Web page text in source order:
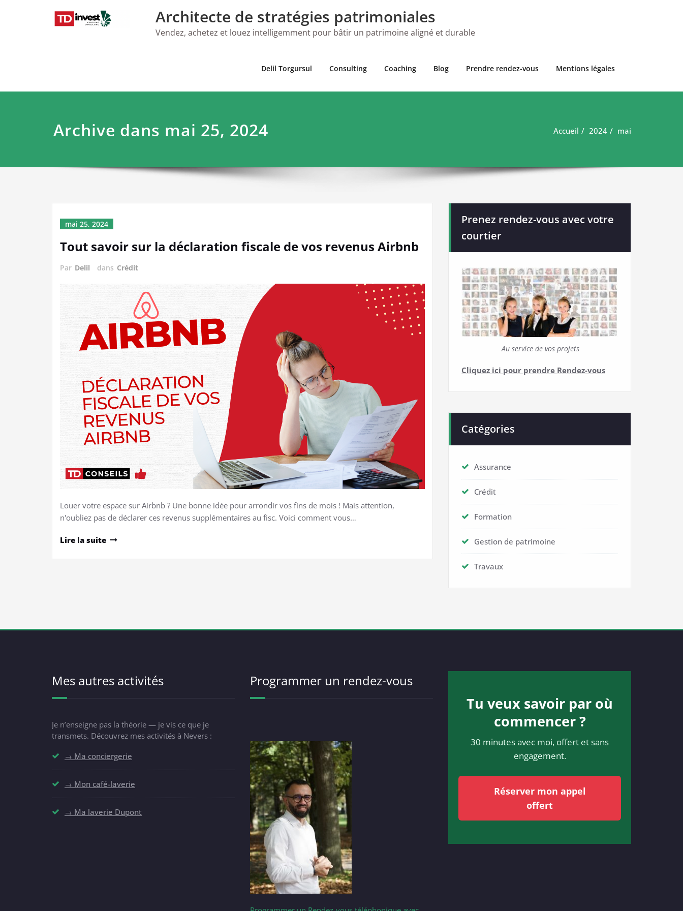
Architecte de stratégies patrimoniales
Vendez, achetez et louez intelligemment pour bâtir un patrimoine aligné et durable
Delil Torgursul Consulting Coaching Blog Prendre rendez-vous Mentions légales
Archive dans mai 25, 2024 Accueil 2024 mai
mai 25, 2024
Tout savoir sur la déclaration fiscale de vos revenus Airbnb
Par Delil dans Crédit
Louer votre espace sur Airbnb ? Une bonne idée pour arrondir vos fins de mois ! Mais attention,
n'oubliez pas de déclarer ces revenus supplémentaires au fisc. Voici comment vous…
Lire la suite
Prenez rendez-vous avec votre
courtier
Au service de vos projets
Cliquez ici pour prendre Rendez-vous
Catégories
Assurance
Crédit
Formation
Gestion de patrimoine
Travaux
Mes autres activités
Je n’enseigne pas la théorie — je vis ce que je
transmets. Découvrez mes activités à Nevers :
→ Ma conciergerie
→ Mon café-laverie
→ Ma laverie Dupont
Programmer un rendez-vous
Tu veux savoir par où
commencer ?
30 minutes avec moi, offert et sans
engagement.
Réserver mon appel
offert